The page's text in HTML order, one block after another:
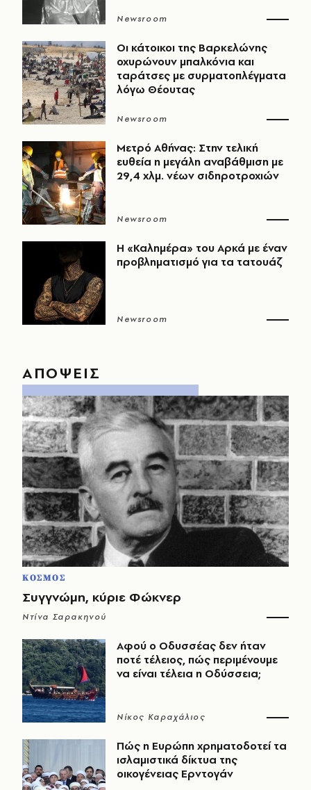
Newsroom
Οι κάτοικοι της Βαρκελώνης
οχυρώνουν μπαλκόνια και
ταράτσες με συρματοπλέγματα
λόγω Θέουτας
Newsroom
Μετρό Αθήνας: Στην τελική
ευθεία η μεγάλη αναβάθμιση με
29,4 χλμ. νέων σιδηροτροχιών
Newsroom
Η «Καλημέρα» του Αρκά με έναν
προβληματισμό για τα τατουάζ
Newsroom
ΑΠΟΨΕΙΣ
ΚΟΣΜΟΣ
Συγγνώμη, κύριε Φώκνερ
Ντίνα Σαρακηνού
Αφού ο Οδυσσέας δεν ήταν
ποτέ τέλειος, πώς περιμένουμε
να είναι τέλεια η Οδύσσεια;
Νίκος Καραχάλιος
Πώς η Ευρώπη χρηματοδοτεί τα
ισλαμιστικά δίκτυα της
οικογένειας Ερντογάν